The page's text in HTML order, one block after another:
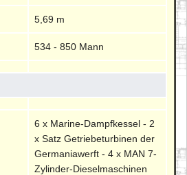
5,69 m
534 - 850 Mann
6 x Marine-Dampfkessel - 2
x Satz Getriebeturbinen der
Germaniawerft - 4 x MAN 7-
Zylinder-Dieselmaschinen